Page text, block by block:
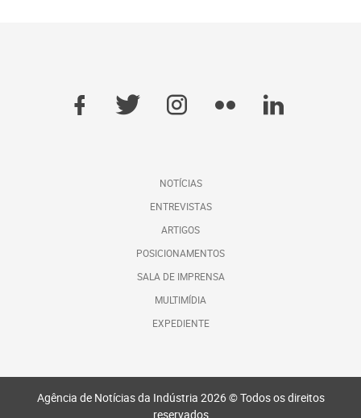
NOTÍCIAS
ENTREVISTAS
ARTIGOS
POSICIONAMENTOS
SALA DE IMPRENSA
MULTIMÍDIA
EXPEDIENTE
Agência de Notícias da Indústria 2026 © Todos os direitos
reservados